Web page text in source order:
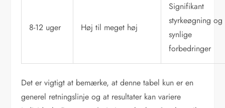
8-12 uger Høj til meget høj
Signifikant
styrkeøgning og
synlige
forbedringer
Det er vigtigt at bemærke, at denne tabel kun er en
generel retningslinje og at resultater kan variere